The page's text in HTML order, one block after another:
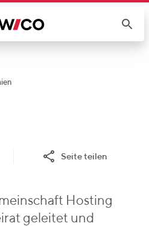
Seite teilen
Hosting
geleitet und